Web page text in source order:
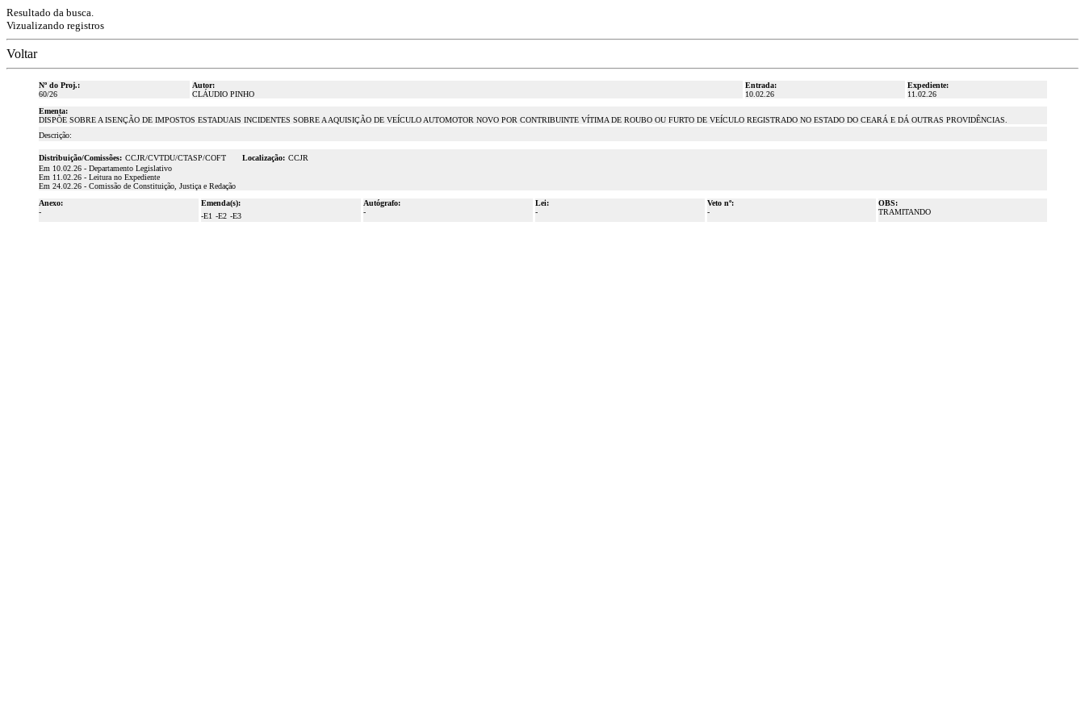
Resultado da busca.
Vizualizando registros
Voltar
Nº do Proj.:
60/26
Autor:
CLÁUDIO PINHO
Entrada:
10.02.26
Expediente:
11.02.26
Ementa:
DISPÕE SOBRE A ISENÇÃO DE IMPOSTOS ESTADUAIS INCIDENTES SOBRE A AQUISIÇÃO DE VEÍCULO AUTOMOTOR NOVO POR CONTRIBUINTE VÍTIMA DE ROUBO OU FURTO DE VEÍCULO REGISTRADO NO ESTADO DO CEARÁ E DÁ OUTRAS PROVIDÊNCIAS.
Descrição:
Distribuição/Comissões: CCJR/CVTDU/CTASP/COFT Localização: CCJR
Em 10.02.26 - Departamento Legislativo
Em 11.02.26 - Leitura no Expediente
Em 24.02.26 - Comissão de Constituição, Justiça e Redação
Anexo:
-
Emenda(s):
-E1 -E2 -E3
Autógrafo:
-
Lei:
-
Veto nº:
-
OBS:
TRAMITANDO